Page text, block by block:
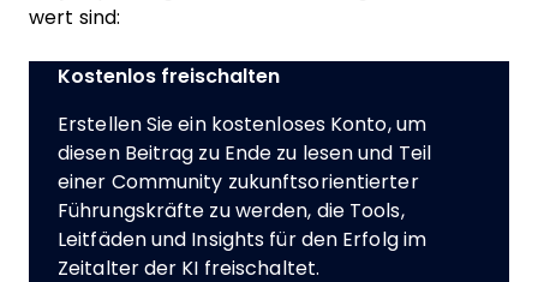
wert sind:
Kostenlos freischalten
Erstellen Sie ein kostenloses Konto, um
diesen Beitrag zu Ende zu lesen und Teil
einer Community zukunftsorientierter
Führungskräfte zu werden, die Tools,
Leitfäden und Insights für den Erfolg im
Zeitalter der KI freischaltet.